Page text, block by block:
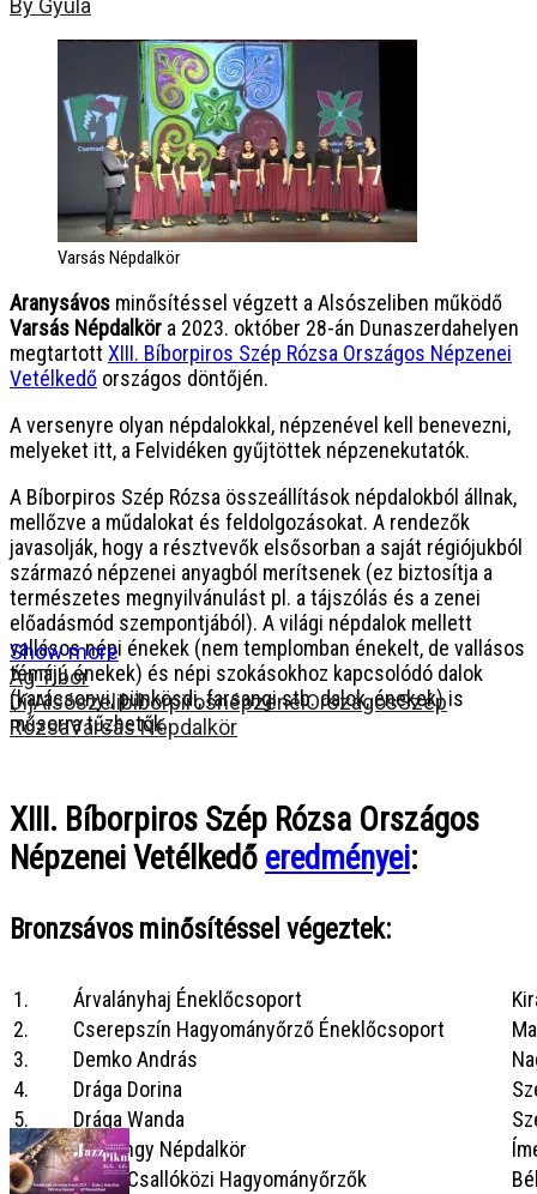
Varsás Népdalkör
Aranysávos minősítéssel végzett a Alsószeliben működő
Varsás Népdalkör a 2023. október 28-án Dunaszerdahelyen
megtartott XIII. Bíborpiros Szép Rózsa Országos Népzenei
Vetélkedő országos döntőjén.
A versenyre olyan népdalokkal, népzenével kell benevezni,
melyeket itt, a Felvidéken gyűjtöttek népzenekutatók.
A Bíborpiros Szép Rózsa összeállítások népdalokból állnak,
mellőzve a műdalokat és feldolgozásokat. A rendezők
javasolják, hogy a résztvevők elsősorban a saját régiójukból
származó népzenei anyagból merítsenek (ez biztosítja a
természetes megnyilvánulást pl. a tájszólás és a zenei
előadásmód szempontjából). A világi népdalok mellett
vallásos népi énekek (nem templomban énekelt, de vallásos
témájú énekek) és népi szokásokhoz kapcsolódó dalok
(karácsonyi, pünkösdi, farsangi stb. dalok, énekek) is
műsorra tűzhetők.
XIII. Bíborpiros Szép Rózsa Országos
Népzenei Vetélkedő eredményei:
Bronzsávos minősítéssel végeztek:
1. Árvalányhaj Éneklőcsoport
2.
Cserepszín Hagyományőrző Éneklőcsoport
3.
Demko András
4.
Drága Dorina
5.
Drága Wanda
6.
Fagyöngy Népdalkör
7.
Felső-Csallóközi Hagyományőrzők
Show more
Ág Tibor
DíjAlsószelibíborpirosnépzeneiOrszágosSzép
RózsaVarsás Népdalkör